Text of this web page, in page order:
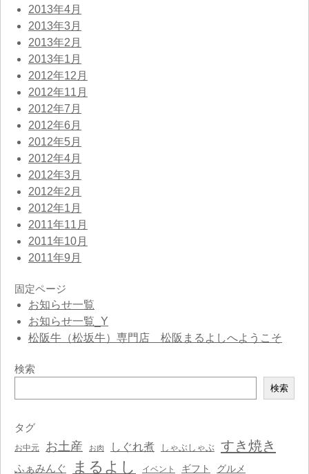
2013年4月
2013年3月
2013年2月
2013年1月
2012年12月
2012年11月
2012年7月
2012年6月
2012年5月
2012年4月
2012年3月
2012年2月
2012年1月
2011年11月
2011年10月
2011年9月
固定ページ
お知らせ一覧
お知らせ一覧_Y
松阪牛（松坂牛）専門店 松阪まるよしへようこそ
検索
索
検索
タグ
お中元 お土産 お肉 しぐれ煮 しゃぶしゃぶ すき焼き
ふぁみんぐ まるよし イベント ギフト グルメ